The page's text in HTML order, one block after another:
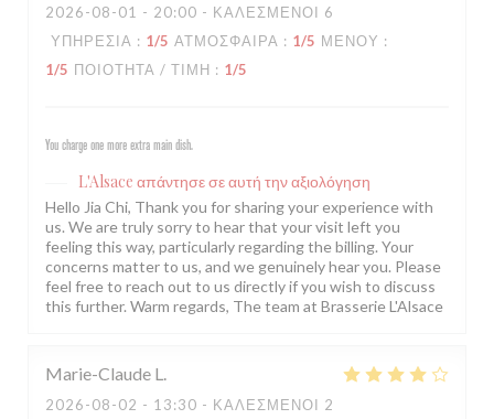
2026-08-01 - 20:00 - ΚΑΛΕΣΜΈΝΟΙ 6
ΥΠΗΡΕΣΊΑ : 1/5 ΑΤΜΌΣΦΑΙΡΑ : 1/5 ΜΕΝΟΎ :
1/5 ΠΟΙΌΤΗΤΑ / ΤΙΜΉ : 1/5
You charge one more extra main dish.
L'Alsace απάντησε σε αυτή την αξιολόγηση
Hello Jia Chi, Thank you for sharing your experience with
us. We are truly sorry to hear that your visit left you
feeling this way, particularly regarding the billing. Your
concerns matter to us, and we genuinely hear you. Please
feel free to reach out to us directly if you wish to discuss
this further. Warm regards, The team at Brasserie L'Alsace
Marie-Claude L
2026-08-02 - 13:30 - ΚΑΛΕΣΜΈΝΟΙ 2